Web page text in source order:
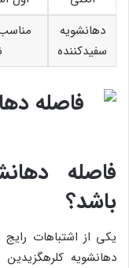
دهانشویه
سفیدکننده
فاصله
باشد؟
یکی از اشتباهات
دهانشویه